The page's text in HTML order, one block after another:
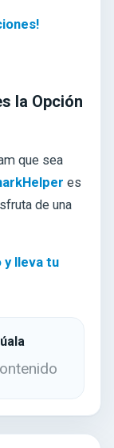
la Opción
que sea
es
de una
y lleva tu